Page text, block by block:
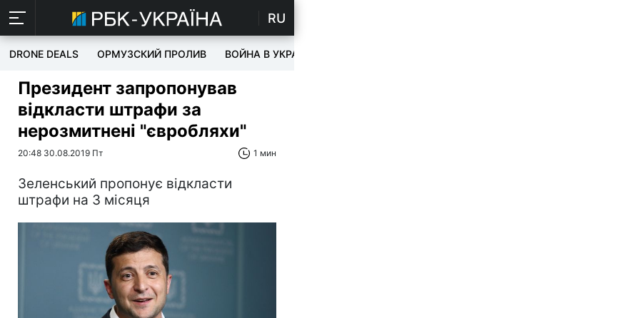
RU
DRONE DEALS ОРМУЗСКИЙ ПРОЛИВ ВОЙНА В УКРАИНЕ
Президент запропонував
відкласти штрафи за
нерозмитнені "євробляхи"
20:48 30.08.2019 Пт 1 мин
Зеленський пропонує відкласти
штрафи на 3 місяця